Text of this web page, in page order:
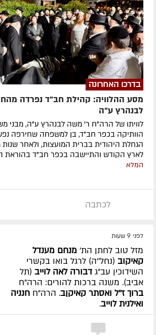
בדרכו האחרונה
מסע ההלוויה: קהילת חב"ד נפרדה
לבנהרץ ע"ה
לוויתו של הרה"ח ר' משה לבנהרץ ע"ה, מבני
הוותיקה בכפר חב"ד, בן למשפחה שחירפה
הגחלת היהודית בברית המועצות, ולאחר
לארץ הקודש והתיישבה בכפר חב"ד בהוראת
המלא
לכתבה
לפני 9 שעות
מזל טוב לחתן הת' מנחם מענדל
קאיקוב (נחל''ה) לרגל בואו בקשרי
השידוכין עב"ג דבורה לאה לוייב (תל
אביב). משנה ברכות להורים: הרה"ח
ברוך ז''ל ואסתר קאיקןב. הרה"ח חנניה
ואילנית לוייב.